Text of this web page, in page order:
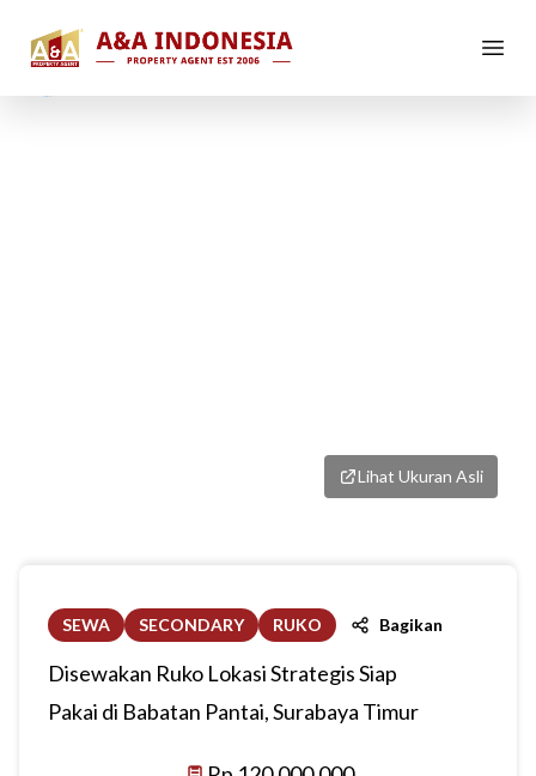
Lihat Ukuran Asli
SEWA SECONDARY RUKO Bagikan
Disewakan Ruko Lokasi Strategis Siap
Pakai di Babatan Pantai, Surabaya Timur